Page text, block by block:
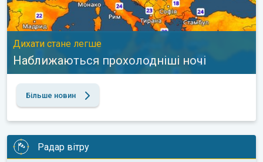
Дихати стане легше
Наближаються прохолодніші ночі
Більше новин
Радар вітру